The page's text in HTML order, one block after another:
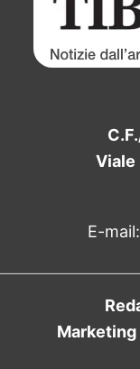
Viale
E-mail: